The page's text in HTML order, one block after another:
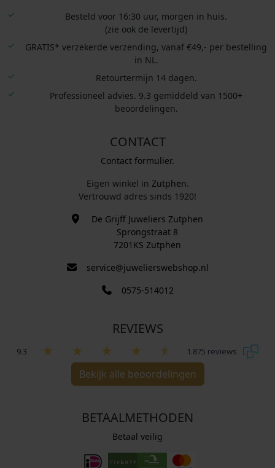
Besteld voor 16:30 uur, morgen in huis.
(zie ook de levertijd)
GRATIS* verzekerde verzending, vanaf €49,- per bestelling
in NL.
Retourtermijn 14 dagen.
Professioneel advies. 9.3 gemiddeld van 1500+
beoordelingen.
CONTACT
Contact formulier.
Eigen winkel in Zutphen.
Vertrouwd adres sinds 1920!
De Grijff Juweliers Zutphen
Sprongstraat 8
7201KS Zutphen
service@juwelierswebshop.nl
0575-514012
REVIEWS
9.3 1.875 reviews
Bekijk alle beoordelingen
BETAALMETHODEN
Betaal veilig